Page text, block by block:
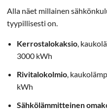
Alla näet millainen
tyypillisesti on.
Kerrostalokaksio,
3000 kWh
Rivitalokolmio,
kWh
Sähkölämmitteinen